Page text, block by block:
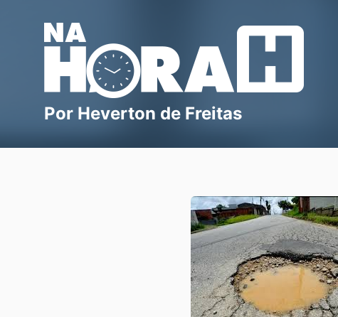
Blog Na Hora H
Por Heverton de Freitas